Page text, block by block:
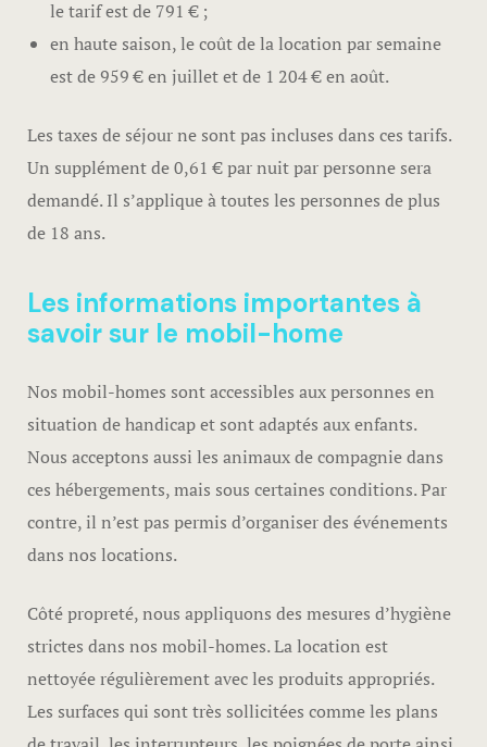
le tarif est de 791 € ;
en haute saison, le coût de la location par semaine
est de 959 € en juillet et de 1 204 € en août.
Les taxes de séjour ne sont pas incluses dans ces tarifs.
Un supplément de 0,61 € par nuit par personne sera
demandé. Il s’applique à toutes les personnes de plus
de 18 ans.
Les informations importantes à
savoir sur le mobil-home
Nos mobil-homes sont accessibles aux personnes en
situation de handicap et sont adaptés aux enfants.
Nous acceptons aussi les animaux de compagnie dans
ces hébergements, mais sous certaines conditions. Par
contre, il n’est pas permis d’organiser des événements
dans nos locations.
Côté propreté, nous appliquons des mesures d’hygiène
strictes dans nos mobil-homes. La location est
nettoyée régulièrement avec les produits appropriés.
Les surfaces qui sont très sollicitées comme les plans